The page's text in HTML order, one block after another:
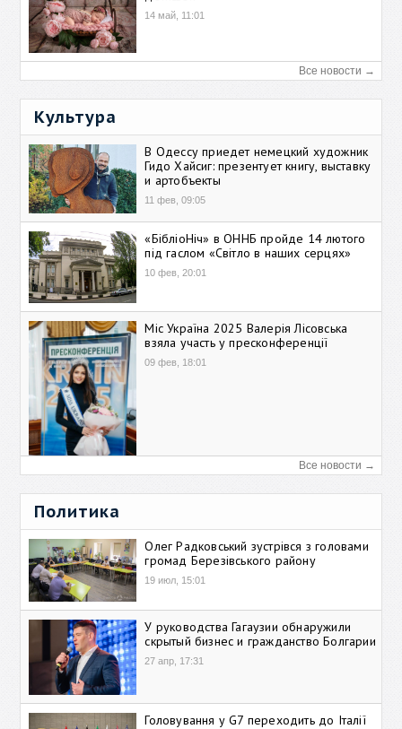
14 май, 11:01
Все новости →
Культура
В Одессу приедет немецкий художник
Гидо Хайсиг: презентует книгу, выставку
и артобъекты
11 фев, 09:05
«БібліоНіч» в ОННБ пройде 14 лютого
під гаслом «Світло в наших серцях»
10 фев, 20:01
Міс Україна 2025 Валерія Лісовська
взяла участь у пресконференції
09 фев, 18:01
Все новости →
Политика
Олег Радковський зустрівся з головами
громад Березівського району
19 июл, 15:01
У руководства Гагаузии обнаружили
скрытый бизнес и гражданство Болгарии
27 апр, 17:31
Головування у G7 переходить до Італії